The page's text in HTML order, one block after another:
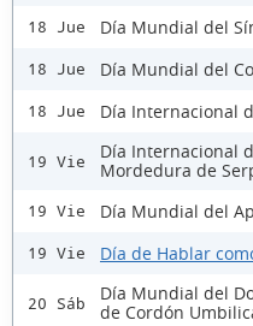
18 Jue Día Mundial del
18 Jue Día Mundial del
18 Jue Día Internacional
19 Vie
Día Internacional
Mordedura de
19 Vie Día Mundial del
19 Vie Día de Hablar
20 Sáb
Día Mundial del
de Cordón